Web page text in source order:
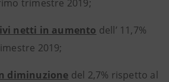
trimestre 2019;
netti in aumento dell’ 11,7%
2019;
diminuzione del 2,7% rispetto al